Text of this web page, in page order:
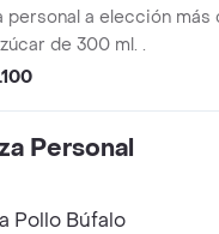
personal a elección
de 300 ml. .
Personal
Pollo Búfalo